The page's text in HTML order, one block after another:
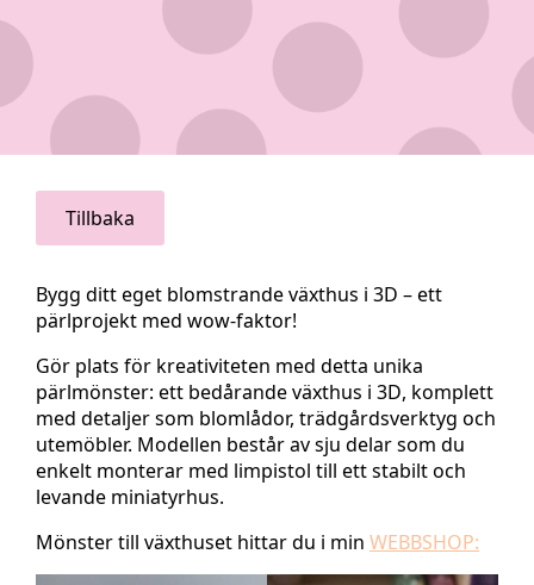
Tillbaka
Bygg ditt eget blomstrande växthus i 3D – ett
pärlprojekt med wow-faktor!
Gör plats för kreativiteten med detta unika
pärlmönster: ett bedårande växthus i 3D, komplett
med detaljer som blomlådor, trädgårdsverktyg och
utemöbler. Modellen består avsju delarsom du
enkelt monterar med limpistol till ett stabilt och
levande miniatyrhus.
Mönster till växthuset hittar du i min WEBBSHOP: